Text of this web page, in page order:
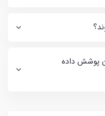
پوشش داده